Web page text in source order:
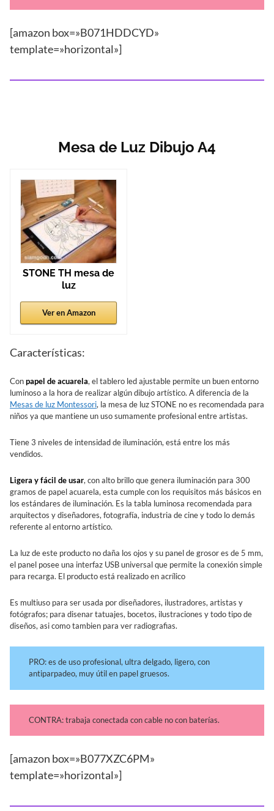
[amazon box=»B071HDDCYD»
template=»horizontal»]
Mesa de Luz Dibujo A4
STONE TH mesa de
luz
Ver en Amazon
Características:
Conpapel de acuarela, el tablero led ajustable permite un buen entorno
luminoso a la hora de realizar algún dibujo artístico. A diferencia de la
Mesas de luz Montessori, la mesa de luz STONE no es recomendada para
niños ya que mantiene un uso sumamente profesional entre artistas.
Tiene 3 niveles de intensidad de iluminación, está entre los más
vendidos.
Ligera y fácil de usar, con alto brillo que genera iluminación para 300
gramos de papel acuarela, esta cumple con los requisitos más básicos en
los estándares de iluminación. Es la tabla luminosa recomendada para
arquitectos y diseñadores, fotografía, industria de cine y todo lo demás
referente al entorno artístico.
La luz de este producto no daña los ojos y su panel de grosor es de 5 mm,
el panel posee una interfaz USB universal que permite la conexión simple
para recarga. El producto está realizado en acrílico
Es multiuso para ser usada por diseñadores, ilustradores, artistas y
fotógrafos; para disenar tatuajes, bocetos, ilustraciones y todo tipo de
diseños, asi como tambien para ver radiografias.
PRO: es de uso profesional, ultra delgado, ligero, con
antiparpadeo, muy útil en papel gruesos.
CONTRA: trabaja conectada con cable no con baterías.
[amazon box=»B077XZC6PM»
template=»horizontal»]